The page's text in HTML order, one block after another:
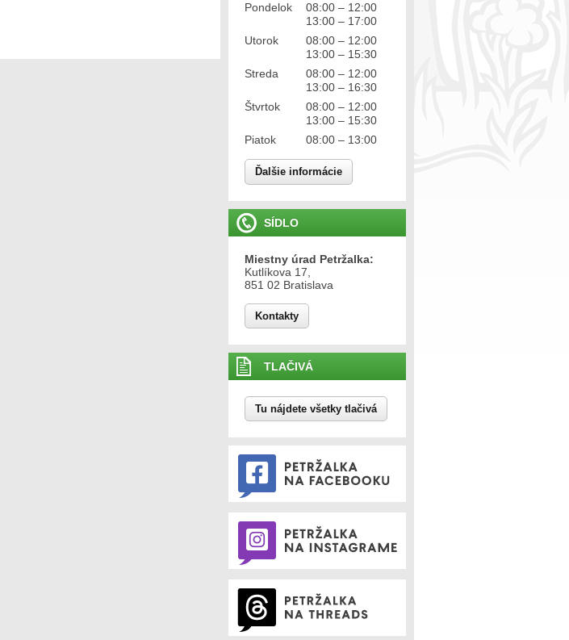
Pondelok
08:00 – 12:00
13:00 – 17:00
Utorok
08:00 – 12:00
13:00 – 15:30
Streda
08:00 – 12:00
13:00 – 16:30
Štvrtok
08:00 – 12:00
13:00 – 15:30
Piatok
08:00 – 13:00
Ďalšie informácie
SÍDLO
Miestny úrad Petržalka:
Kutlíkova 17,
851 02 Bratislava
Kontakty
TLAČIVÁ
Tu nájdete všetky tlačivá